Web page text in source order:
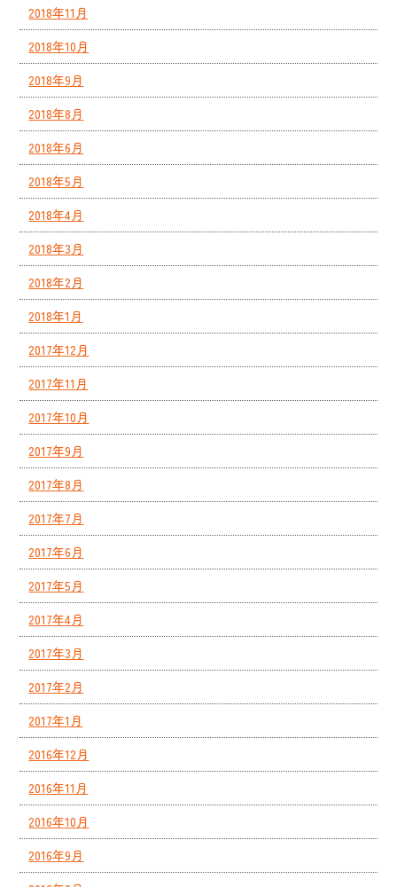
2018年11月
2018年10月
2018年9月
2018年8月
2018年6月
2018年5月
2018年4月
2018年3月
2018年2月
2018年1月
2017年12月
2017年11月
2017年10月
2017年9月
2017年8月
2017年7月
2017年6月
2017年5月
2017年4月
2017年3月
2017年2月
2017年1月
2016年12月
2016年11月
2016年10月
2016年9月